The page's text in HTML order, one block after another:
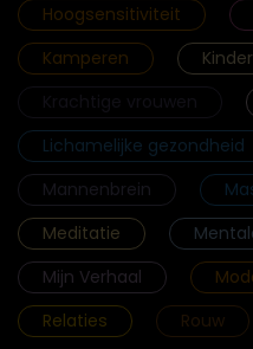
Hoogsensitiviteit
Kamperen
Lichamelijke gezondheid
Mannenbrein
Meditatie
Mijn Verhaal
Relaties
Rouw